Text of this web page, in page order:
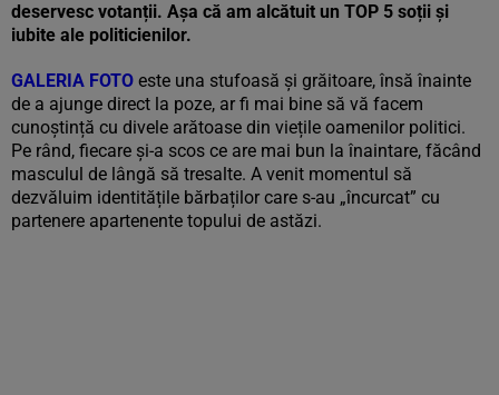
deservesc votanții. Așa că am alcătuit un TOP 5 soții și
iubite ale politicienilor.
GALERIA FOTO este una stufoasă și grăitoare, însă înainte
de a ajunge direct la poze, ar fi mai bine să vă facem
cunoștință cu divele arătoase din viețile oamenilor politici.
Pe rând, fiecare și-a scos ce are mai bun la înaintare, făcând
masculul de lângă să tresalte. A venit momentul să
dezvăluim identitățile bărbaților care s-au „încurcat” cu
partenere apartenente topului de astăzi.